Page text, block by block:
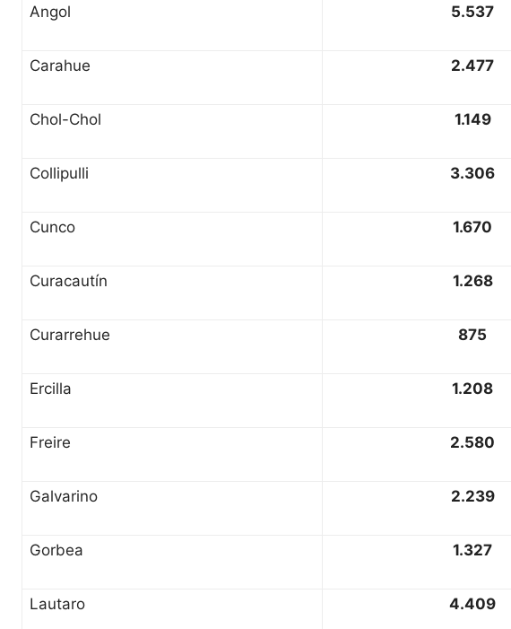
Angol 5.537
Carahue 2.477
Chol-Chol 1.149
Collipulli 3.306
Cunco 1.670
Curacautín 1.268
Curarrehue 875
Ercilla 1.208
Freire 2.580
Galvarino 2.239
Gorbea 1.327
Lautaro 4.409